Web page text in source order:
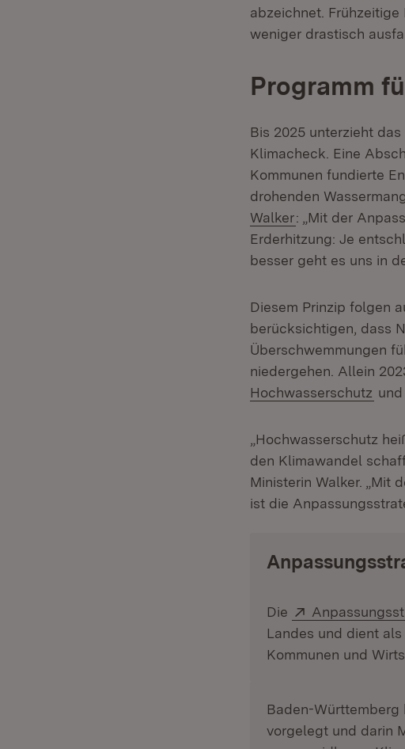
abzeichnet.
weniger drastisch
Programm
Bis 2025 unterzieht
Klimacheck. Eine
Kommunen fundierte
drohenden
Walker: „Mit der
Erderhitzung: Je
besser geht es uns in
Diesem Prinzip folgen
berücksichtigen, dass
Überschwemmungen
niedergehen. Allein
Hochwasserschutz
„Hochwasserschutz
den Klimawandel
Ministerin Walker. „Mit
ist die
Die Extern:
Landes und dient
Kommunen und
Baden-Württemberg
vorgelegt und darin